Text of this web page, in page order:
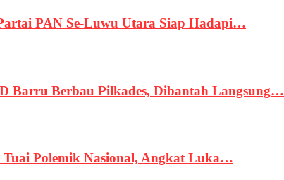
PAN Se-Luwu Utara Siap Hadapi…
Barru Berbau Pilkades, Dibantah Langsung…
Polemik Nasional, Angkat Luka…